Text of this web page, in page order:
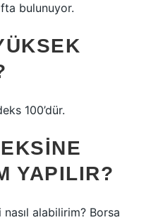
bulunuyor.
100’dür.
YAPILIR?
alabilirim? Borsa